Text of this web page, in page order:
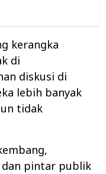
kerangka
di
diskusi di
lebih banyak
tidak
dan pintar publik